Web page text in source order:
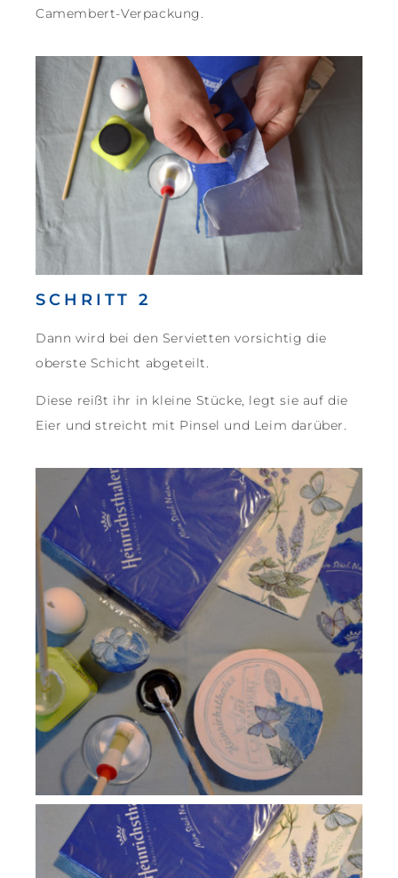
Camembert-Verpackung.
SCHRITT 2
Dann wird bei den Servietten vorsichtig die
oberste Schicht abgeteilt.
Diese reißt ihr in kleine Stücke, legt sie auf die
Eier und streicht mit Pinsel und Leim darüber.